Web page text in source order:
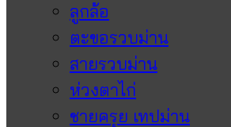
ลูกล้อ
ตะขอรวบม่าน
สายรวบม่าน
ห่วงตาไก่
ชายครุย เทปม่าน